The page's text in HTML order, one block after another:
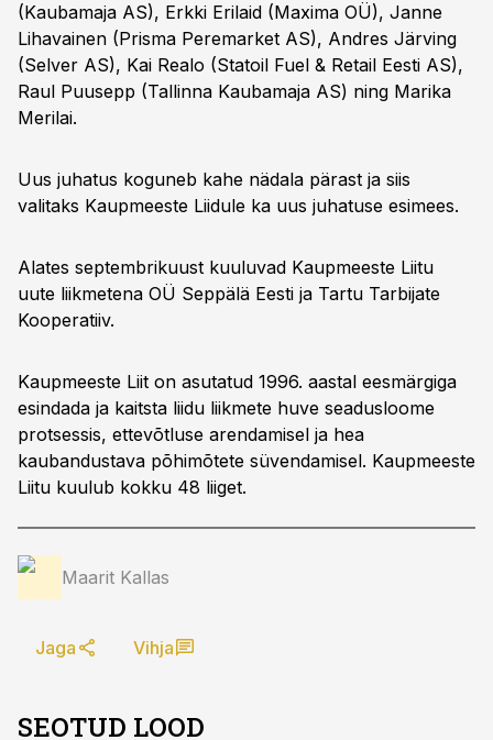
(Kaubamaja AS), Erkki Erilaid (Maxima OÜ), Janne
Lihavainen (Prisma Peremarket AS), Andres Järving
(Selver AS), Kai Realo (Statoil Fuel & Retail Eesti AS),
Raul Puusepp (Tallinna Kaubamaja AS) ning Marika
Merilai.
Uus juhatus koguneb kahe nädala pärast ja siis
valitaks Kaupmeeste Liidule ka uus juhatuse esimees.
Alates septembrikuust kuuluvad Kaupmeeste Liitu
uute liikmetena OÜ Seppälä Eesti ja Tartu Tarbijate
Kooperatiiv.
Kaupmeeste Liit on asutatud 1996. aastal eesmärgiga
esindada ja kaitsta liidu liikmete huve seadusloome
protsessis, ettevõtluse arendamisel ja hea
kaubandustava põhimõtete süvendamisel. Kaupmeeste
Liitu kuulub kokku 48 liiget.
Maarit Kallas
Jaga Vihja
SEOTUD LOOD